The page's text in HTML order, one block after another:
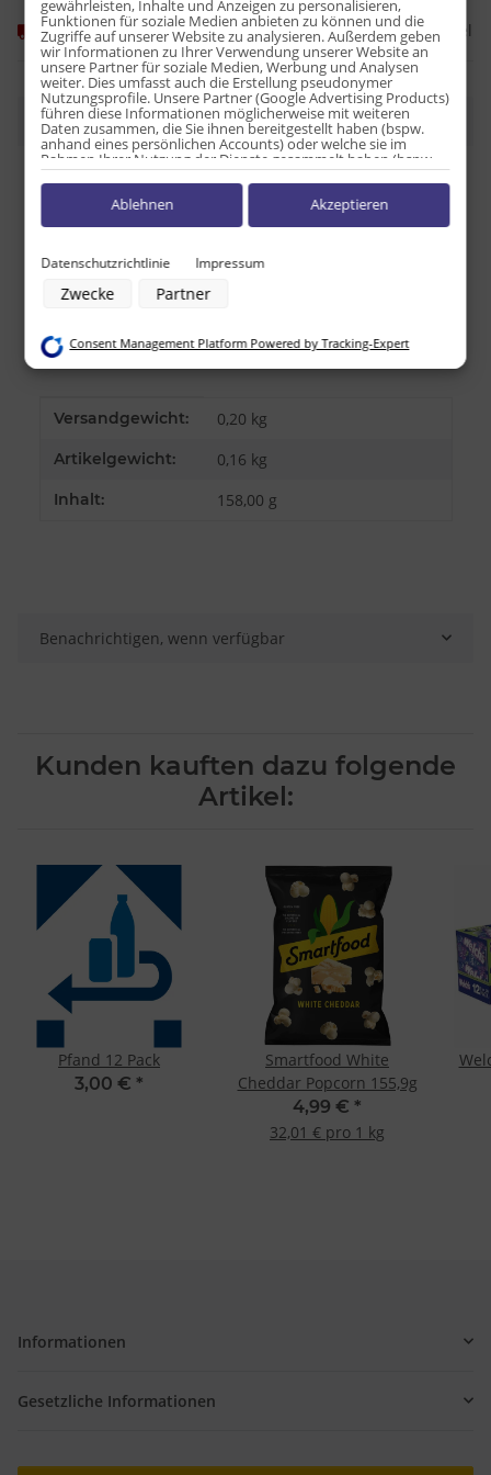
Momentan nicht verfügbar Frage zum Artikel
Beschreibung
Nährwert pro 100g:
Energie: 2243kJ/536kcal
Fett: 32,14g
davon Zucker: 3,57g
Salz: 0,5g
Produkteigenschaft
Wert
Versandgewicht: 0,20 kg
Artikelgewicht: 0,16 kg
Inhalt: 158,00 g
Benachrichtigen, wenn verfügbar
Kunden kauften dazu folgende
Artikel:
Pfand 12 Pack
3,00 € *
Smartfood White
Cheddar Popcorn 155,9g
4,99 € *
32,01 € pro 1 kg
Informationen
Gesetzliche Informationen
gewährleisten, Inhalte und Anzeigen zu personalisieren,
Funktionen für soziale Medien anbieten zu können und die
Zugriffe auf unserer Website zu analysieren. Außerdem geben
wir Informationen zu Ihrer Verwendung unserer Website an
unsere Partner für soziale Medien, Werbung und Analysen
weiter. Dies umfasst auch die Erstellung pseudonymer
Nutzungsprofile. Unsere Partner (Google Advertising Products)
führen diese Informationen möglicherweise mit weiteren
Daten zusammen, die Sie ihnen bereitgestellt haben (bspw.
anhand eines persönlichen Accounts) oder welche sie im
Rahmen Ihrer Nutzung der Dienste gesammelt haben (bspw.
Nutzungsdaten anderer Geräte). Ihre Einwilligung zur Nutzung
von Cookies und Pixeln können Sie jederzeit widerrufen,
indem Sie auf den Datenschutz-Button links unten klicken und
dort die entsprechenden Anpassungen vornehmen.
Zwecke der Datenverarbeitung durch unsere Partner:
Verwendung reduzierter Daten zur Auswahl von Werbeanzeigen
Erstellung von Profilen zur Personalisierung von Inhalten
Verwendung von Profilen zur Auswahl personalisierter Inhalte
Analyse von Zielgruppen durch Statistiken oder Kombinationen von
Entwicklung und Verbesserung der Angebote
Verwendung reduzierter Daten zur Auswahl von Inhalten
Besondere Features:
Datenschutzrichtlinie Impressum
Zwecke Partner
Ablehnen Akzeptieren
Consent Management Platform Powered by Tracking-Expert